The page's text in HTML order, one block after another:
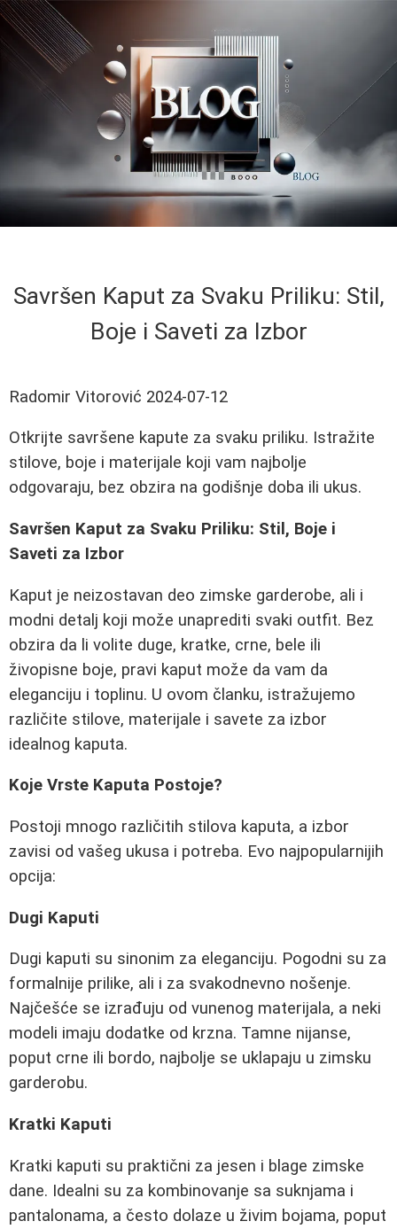
Savršen Kaput za Svaku Priliku: Stil,
Boje i Saveti za Izbor
Radomir Vitorović 2024-07-12
Otkrijte savršene kapute za svaku priliku. Istražite
stilove, boje i materijale koji vam najbolje
odgovaraju, bez obzira na godišnje doba ili ukus.
Savršen Kaput za Svaku Priliku: Stil, Boje i
Saveti za Izbor
Kaput je neizostavan deo zimske garderobe, ali i
modni detalj koji može unaprediti svaki outfit. Bez
obzira da li volite duge, kratke, crne, bele ili
živopisne boje, pravi kaput može da vam da
eleganciju i toplinu. U ovom članku, istražujemo
različite stilove, materijale i savete za izbor
idealnog kaputa.
Koje Vrste Kaputa Postoje?
Postoji mnogo različitih stilova kaputa, a izbor
zavisi od vašeg ukusa i potreba. Evo najpopularnijih
opcija:
Dugi Kaputi
Dugi kaputi su sinonim za eleganciju. Pogodni su za
formalnije prilike, ali i za svakodnevno nošenje.
Najčešće se izrađuju od vunenog materijala, a neki
modeli imaju dodatke od krzna. Tamne nijanse,
poput crne ili bordo, najbolje se uklapaju u zimsku
garderobu.
Kratki Kaputi
Kratki kaputi su praktični za jesen i blage zimske
dane. Idealni su za kombinovanje sa suknjama i
pantalonama, a često dolaze u živim bojama, poput